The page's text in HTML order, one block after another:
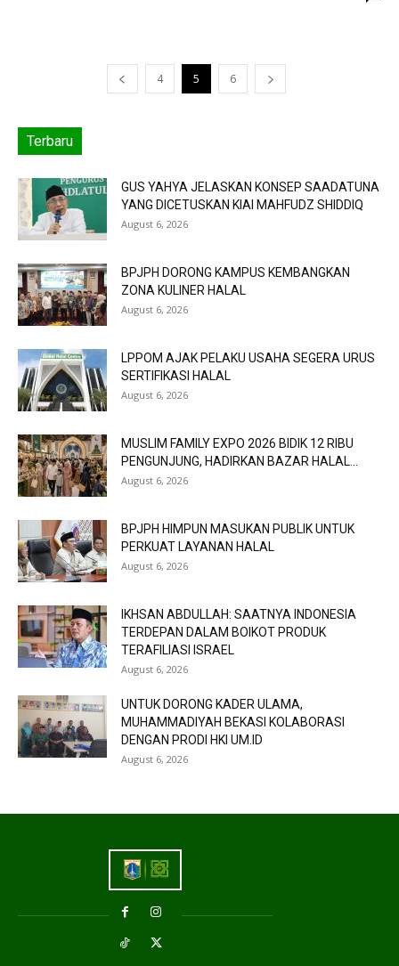
4 5 6
Terbaru
GUS YAHYA JELASKAN KONSEP SAADATUNA
YANG DICETUSKAN KIAI MAHFUDZ SHIDDIQ
August 6, 2026
BPJPH DORONG KAMPUS KEMBANGKAN
ZONA KULINER HALAL
August 6, 2026
LPPOM AJAK PELAKU USAHA SEGERA URUS
SERTIFIKASI HALAL
August 6, 2026
MUSLIM FAMILY EXPO 2026 BIDIK 12 RIBU
PENGUNJUNG, HADIRKAN BAZAR HALAL...
August 6, 2026
BPJPH HIMPUN MASUKAN PUBLIK UNTUK
PERKUAT LAYANAN HALAL
August 6, 2026
IKHSAN ABDULLAH: SAATNYA INDONESIA
TERDEPAN DALAM BOIKOT PRODUK
TERAFILIASI ISRAEL
August 6, 2026
UNTUK DORONG KADER ULAMA,
MUHAMMADIYAH BEKASI KOLABORASI
DENGAN PRODI HKI UM.ID
August 6, 2026